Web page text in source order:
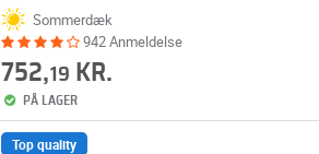
Sommerdæk
942 Anmeldelse
752,19 KR.
PÅ LAGER
Top quality